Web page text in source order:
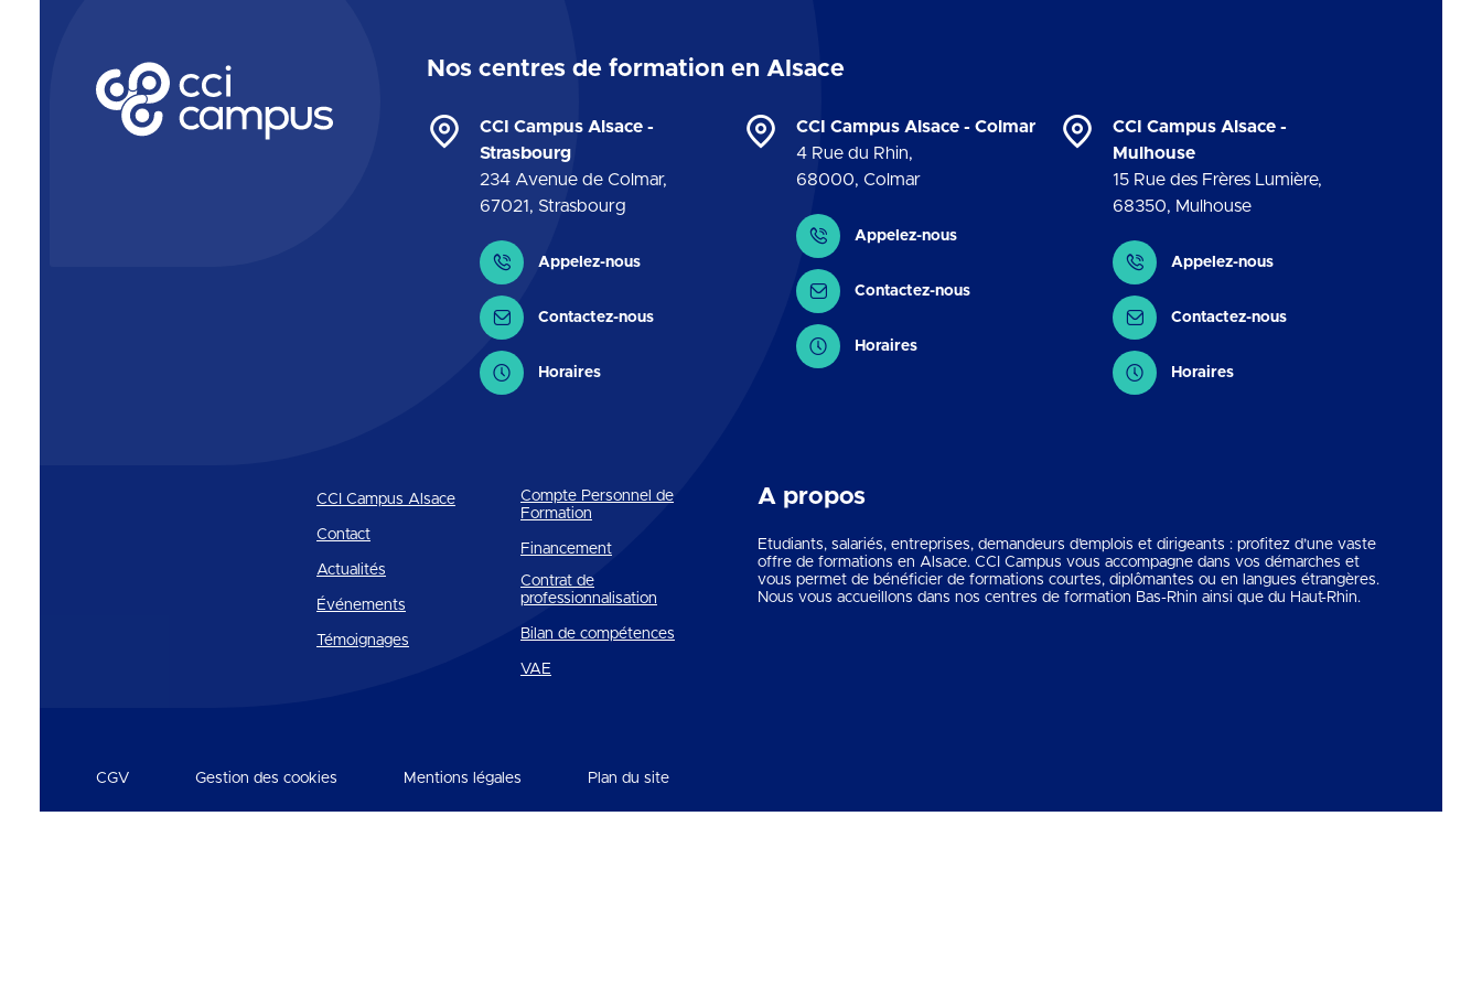
CCI Campus La formation qui vous ressemble Nos centres de formation en Alsace
CCI Campus Alsace -
Strasbourg
234 Avenue de Colmar,
67021, Strasbourg
Contact
Appelez-nous
Contactez-nous
Horaires
CCI Campus Alsace - Colmar
4 Rue du Rhin,
68000, Colmar
Contact
Appelez-nous
Contactez-nous
Horaires
CCI Campus Alsace -
Mulhouse
15 Rue des Frères Lumière,
68350, Mulhouse
Contact
Appelez-nous
Contactez-nous
Horaires
CCI Campus Alsace
Contact
Actualités
Événements
Témoignages
Compte Personnel de
Formation
Financement
Contrat de
professionnalisation
Bilan de compétences
VAE
A propos
Etudiants, salariés, entreprises, demandeurs d’emplois et dirigeants : profitez d’une vaste
offre de formations en Alsace. CCI Campus vous accompagne dans vos démarches et
vous permet de bénéficier de formations courtes, diplômantes ou en langues étrangères.
Nous vous accueillons dans nos centres de formation Bas-Rhin ainsi que du Haut-Rhin.
CGV Gestion des cookies Mentions légales Plan du site